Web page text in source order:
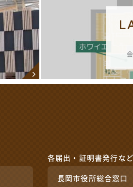
各届出・証明書発行など
長岡市役所総合窓口